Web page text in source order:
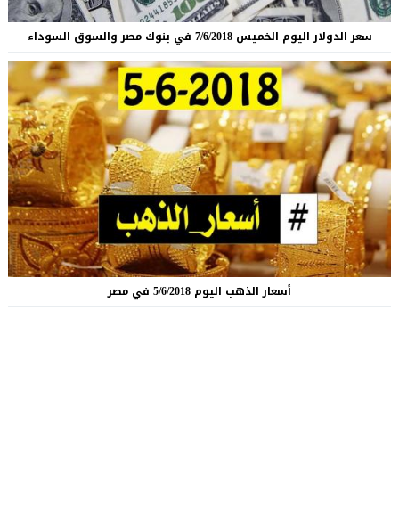
سعر الدولار اليوم الخميس 7/6/2018 في بنوك مصر والسوق السوداء
أسعار الذهب اليوم 5/6/2018 في مصر